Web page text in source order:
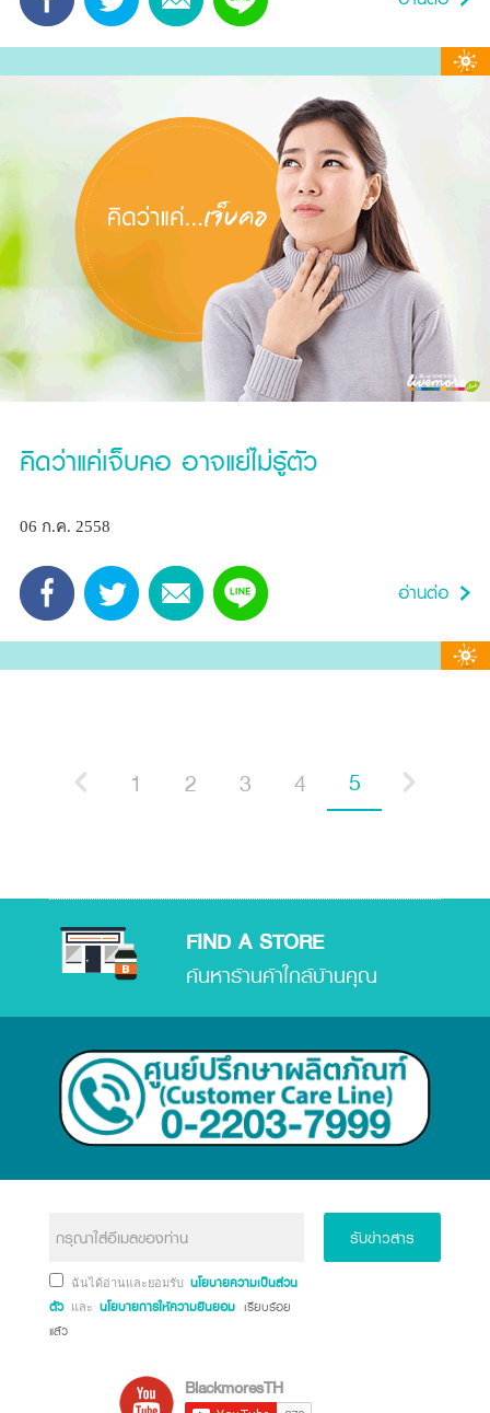
คิดว่าแค่เจ็บคอ อาจแย่ไม่รู้ตัว
06 ก.ค. 2558
1 2 3 4 5
FIND A STORE
ค้นหาร้านค้าใกล้บ้านคุณ
ฉันได้อ่านและยอมรับ นโยบายความเป็นส่วน
ตัว
และ นโยบายการให้ความยินยอม เรียบร้อย
แล้ว
รับข่าวสาร
BlackmoresTH